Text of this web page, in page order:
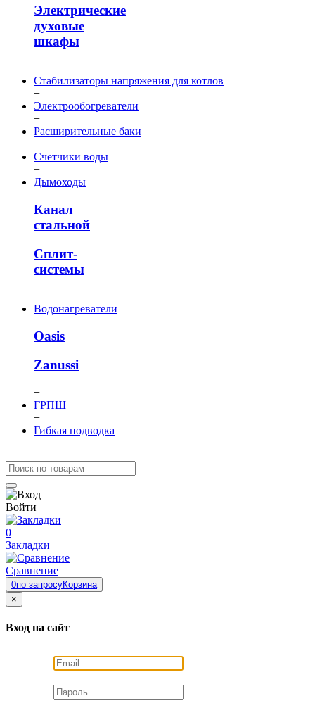
Электрические
духовые
шкафы
+
Стабилизаторы напряжения для котлов
+
Электрообогреватели
+
Расширительные баки
+
Счетчики воды
+
Дымоходы
Канал
стальной
Сплит-
системы
+
Водонагреватели
Oasis
Zanussi
+
ГРПШ
+
Гибкая подводка
+
Войти
0
Закладки
Сравнение
0по запросуКорзина
×
Вход на сайт